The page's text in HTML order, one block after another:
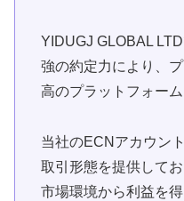
YIDUGJ GLOBAL
強の約定力により、
高のプラットフォーム
当社のECNアカウン
取引形態を提供して
市場環境から利益を